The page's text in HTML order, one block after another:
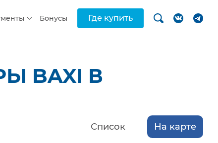
Бонусы Где купить
BAXI В
Список На карте